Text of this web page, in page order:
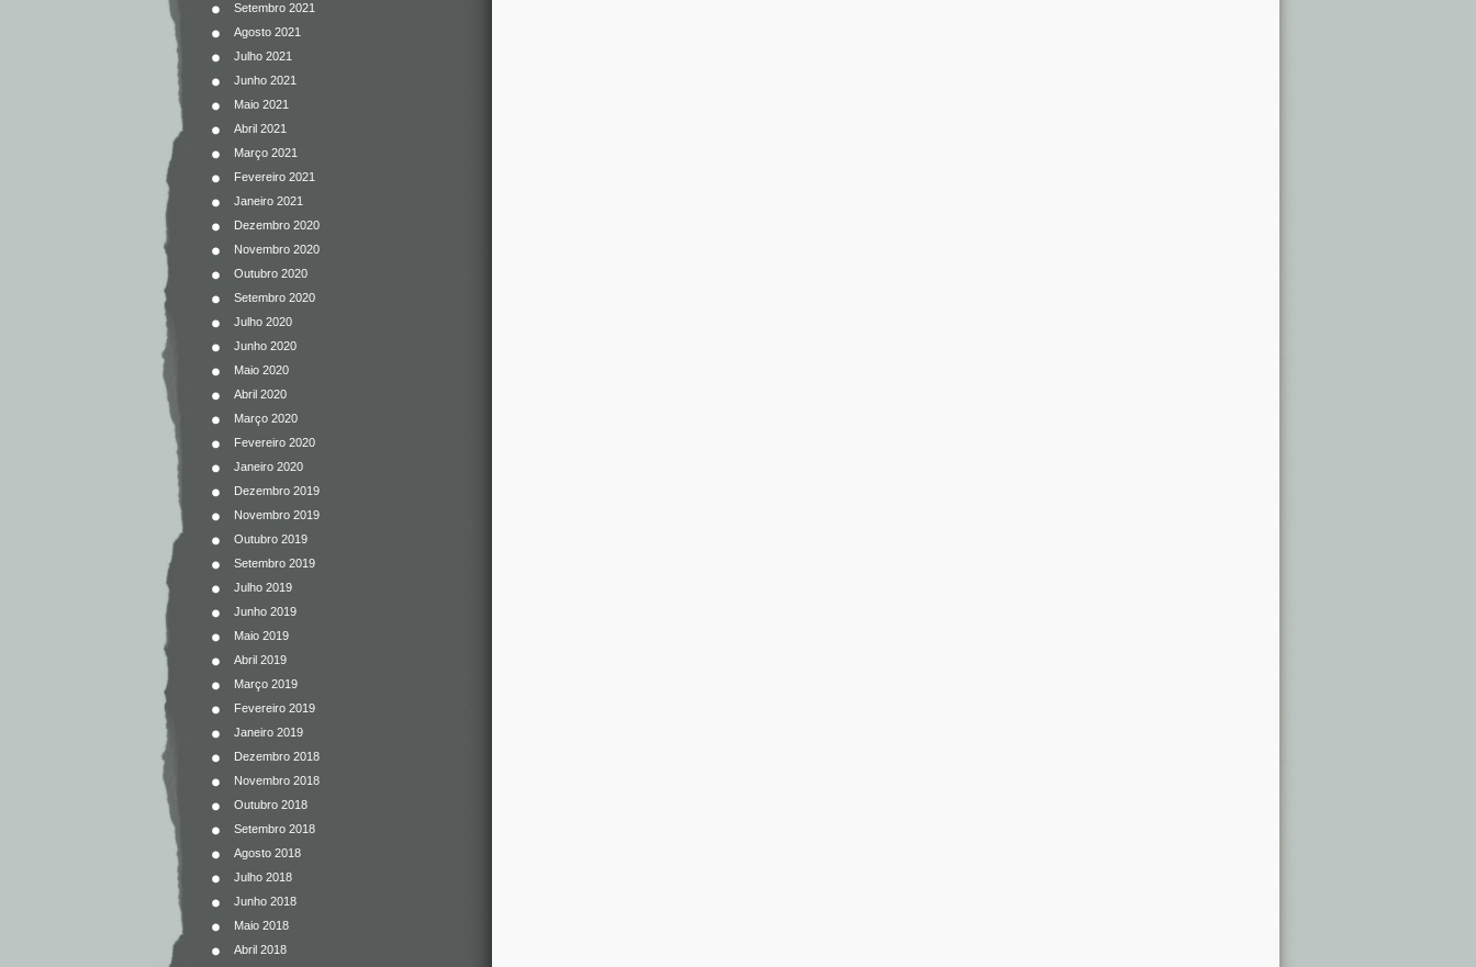
Setembro 2021
Agosto 2021
Julho 2021
Junho 2021
Maio 2021
Abril 2021
Março 2021
Fevereiro 2021
Janeiro 2021
Dezembro 2020
Novembro 2020
Outubro 2020
Setembro 2020
Julho 2020
Junho 2020
Maio 2020
Abril 2020
Março 2020
Fevereiro 2020
Janeiro 2020
Dezembro 2019
Novembro 2019
Outubro 2019
Setembro 2019
Julho 2019
Junho 2019
Maio 2019
Abril 2019
Março 2019
Fevereiro 2019
Janeiro 2019
Dezembro 2018
Novembro 2018
Outubro 2018
Setembro 2018
Agosto 2018
Julho 2018
Junho 2018
Maio 2018
Abril 2018